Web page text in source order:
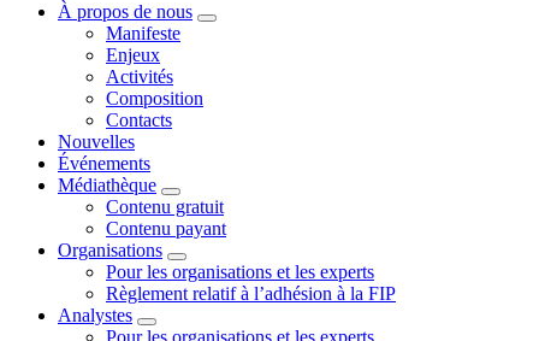
À propos de nous
Manifeste
Enjeux
Activités
Composition
Contacts
Nouvelles
Événements
Médiathèque
Contenu gratuit
Contenu payant
Organisations
Pour les organisations et les experts
Règlement relatif à l’adhésion à la FIP
Analystes
Pour les organisations et les experts